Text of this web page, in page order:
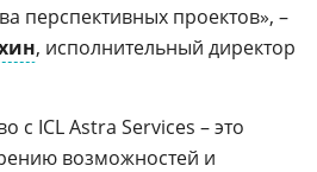
перспективных проектов», –
, исполнительный директор
с ICL Astra Services – это
возможностей и